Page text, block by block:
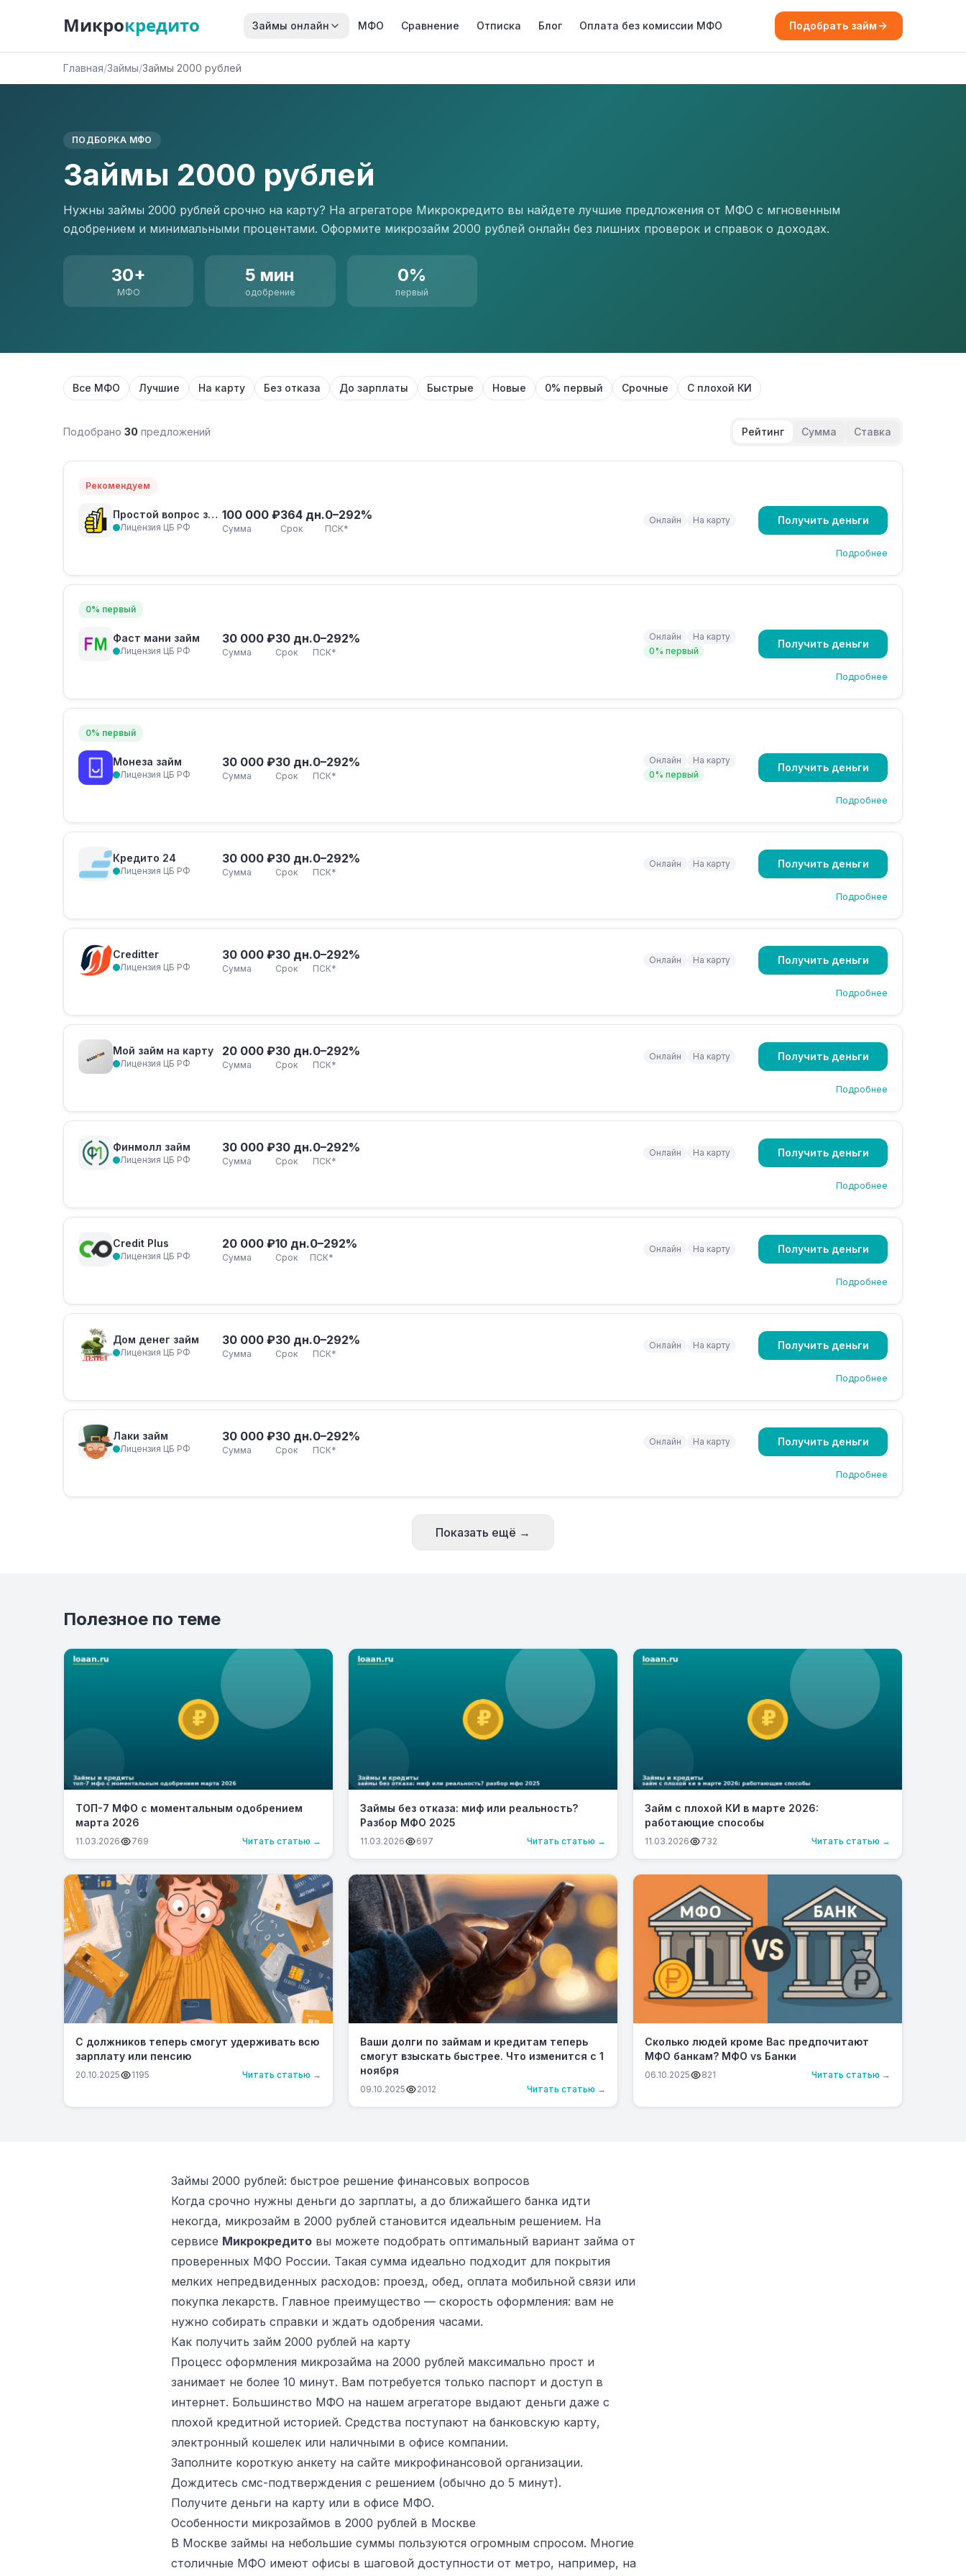
Микрокредито Займы онлайн МФО Сравнение Отписка Блог Оплата без комиссии МФО Подобрать займ
Главная/Займы/Займы 2000 рублей
ПОДБОРКА МФО
Займы 2000 рублей
Нужны займы 2000 рублей срочно на карту? На агрегаторе Микрокредито вы найдете лучшие предложения от МФО с мгновенным
одобрением и минимальными процентами. Оформите микрозайм 2000 рублей онлайн без лишних проверок и справок о доходах.
30+
МФО
5 мин
одобрение
0%
первый
Все МФО Лучшие На карту Без отказа До зарплаты Быстрые Новые 0% первый Срочные С плохой КИ
Подобрано 30 предложений Рейтинг Сумма Ставка
Рекомендуем
Простой вопрос займ
Лицензия ЦБ РФ
100 000 ₽
Сумма
364 дн.
Срок
0–292%
ПСК*
Онлайн На карту Получить деньги
Подробнее
0% первый
Фаст мани займ
Лицензия ЦБ РФ
30 000 ₽
Сумма
30 дн.
Срок
0–292%
ПСК*
Онлайн
На карту
0% первый
Получить деньги
Подробнее
0% первый
Монеза займ
Лицензия ЦБ РФ
30 000 ₽
Сумма
30 дн.
Срок
0–292%
ПСК*
Онлайн
На карту
0% первый
Получить деньги
Подробнее
Кредито 24
Лицензия ЦБ РФ
30 000 ₽
Сумма
30 дн.
Срок
0–292%
ПСК*
Онлайн На карту Получить деньги
Подробнее
Creditter
Лицензия ЦБ РФ
30 000 ₽
Сумма
30 дн.
Срок
0–292%
ПСК*
Онлайн На карту Получить деньги
Подробнее
Мой займ на карту
Лицензия ЦБ РФ
20 000 ₽
Сумма
30 дн.
Срок
0–292%
ПСК*
Онлайн На карту Получить деньги
Подробнее
Финмолл займ
Лицензия ЦБ РФ
30 000 ₽
Сумма
30 дн.
Срок
0–292%
ПСК*
Онлайн На карту Получить деньги
Подробнее
Credit Plus
Лицензия ЦБ РФ
20 000 ₽
Сумма
10 дн.
Срок
0–292%
ПСК*
Онлайн На карту Получить деньги
Подробнее
Дом денег займ
Лицензия ЦБ РФ
30 000 ₽
Сумма
30 дн.
Срок
0–292%
ПСК*
Онлайн На карту Получить деньги
Подробнее
Лаки займ
Лицензия ЦБ РФ
30 000 ₽
Сумма
30 дн.
Срок
0–292%
ПСК*
Онлайн На карту Получить деньги
Подробнее
Показать ещё →
Полезное по теме
ТОП-7 МФО с моментальным одобрением
марта 2026
11.03.2026 769 Читать статью →
Займы без отказа: миф или реальность?
Разбор МФО 2025
11.03.2026 697 Читать статью →
Займ с плохой КИ в марте 2026:
работающие способы
11.03.2026 732 Читать статью →
С должников теперь смогут удерживать всю
зарплату или пенсию
20.10.2025 1195 Читать статью →
Ваши долги по займам и кредитам теперь
смогут взыскать быстрее. Что изменится с 1
ноября
09.10.2025 2012 Читать статью →
Сколько людей кроме Вас предпочитают
МФО банкам? МФО vs Банки
06.10.2025 821 Читать статью →
Займы 2000 рублей: быстрое решение финансовых вопросов
Когда срочно нужны деньги до зарплаты, а до ближайшего банка идти
некогда, микрозайм в 2000 рублей становится идеальным решением. На
сервисе Микрокредито вы можете подобрать оптимальный вариант займа от
проверенных МФО России. Такая сумма идеально подходит для покрытия
мелких непредвиденных расходов: проезд, обед, оплата мобильной связи или
покупка лекарств. Главное преимущество — скорость оформления: вам не
нужно собирать справки и ждать одобрения часами.
Как получить займ 2000 рублей на карту
Процесс оформления микрозайма на 2000 рублей максимально прост и
занимает не более 10 минут. Вам потребуется только паспорт и доступ в
интернет. Большинство МФО на нашем агрегаторе выдают деньги даже с
плохой кредитной историей. Средства поступают на банковскую карту,
электронный кошелек или наличными в офисе компании.
Заполните короткую анкету на сайте микрофинансовой организации.
Дождитесь смс-подтверждения с решением (обычно до 5 минут).
Получите деньги на карту или в офисе МФО.
Особенности микрозаймов в 2000 рублей в Москве
В Москве займы на небольшие суммы пользуются огромным спросом. Многие
столичные МФО имеют офисы в шаговой доступности от метро, например, на